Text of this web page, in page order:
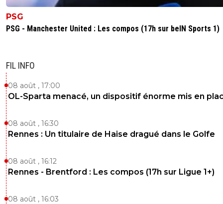
PSG
PSG - Manchester United : Les compos (17h sur beIN Sports 1)
FIL INFO
08 août , 17:00
OL-Sparta menacé, un dispositif énorme mis en
08 août , 16:30
Rennes : Un titulaire de Haise dragué dans le Golfe
08 août , 16:12
Rennes - Brentford : Les compos (17h sur Ligue 1+)
08 août , 16:03